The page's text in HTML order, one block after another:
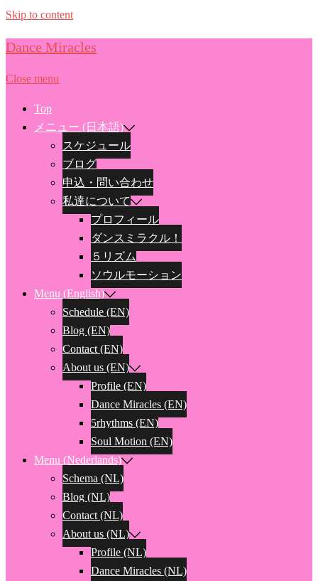
Skip to content
Dance Miracles
Close menu
Top
メニュー (日本語)
スケジュール
ブログ
申込・問い合わせ
私達について
プロフィール
ダンスミラクル！
５リズム
ソウルモーション
Menu (English)
Schedule (EN)
Blog (EN)
Contact (EN)
About us (EN)
Profile (EN)
Dance Miracles (EN)
5rhythms (EN)
Soul Motion (EN)
Menu (Nederlands)
Schema (NL)
Blog (NL)
Contact (NL)
About us (NL)
Profile (NL)
Dance Miracles (NL)